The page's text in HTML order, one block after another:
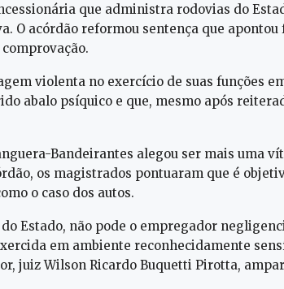
que administra rodovias do
O acórdão reformou sentença que
violenta no exercício de suas funções
abalo psíquico e que, mesmo após
Bandeirantes alegou ser mais uma
os magistrados pontuaram que é
o caso dos autos.
Estado, não pode o empregador
em ambiente reconhecidamente
juiz Wilson Ricardo Buquetti Pirotta,